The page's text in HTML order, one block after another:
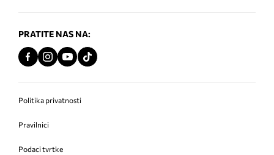
PRATITE NAS NA:
Politika privatnosti
Pravilnici
Podaci tvrtke